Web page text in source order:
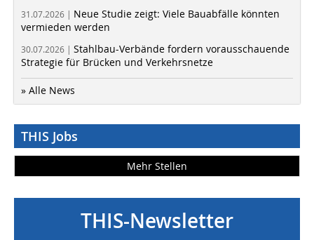
31.07.2026 | Neue Studie zeigt: Viele Bauabfälle könnten
vermieden werden
30.07.2026 | Stahlbau-Verbände fordern vorausschauende
Strategie für Brücken und Verkehrsnetze
» Alle News
THIS Jobs
Mehr Stellen
THIS-Newsletter